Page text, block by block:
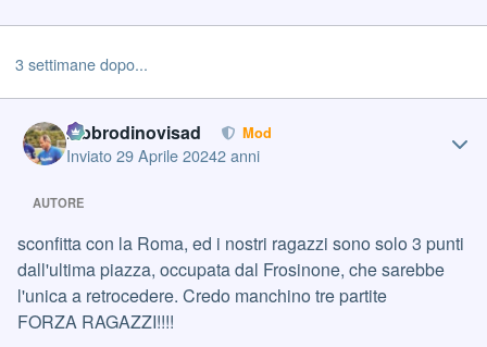
3 settimane dopo...
labbrodinovisad Mod
Inviato29 Aprile 20242 anni
AUTORE
sconfitta con la Roma, ed i nostri ragazzi sono solo 3 punti
dall'ultima piazza, occupata dal Frosinone, che sarebbe
l'unica a retrocedere. Credo manchino tre partite
FORZA RAGAZZI!!!!